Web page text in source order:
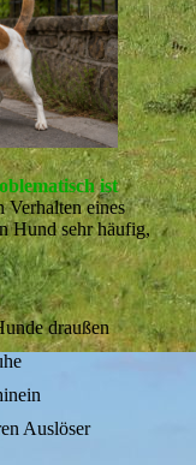
ist
Verhalten eines
Hund sehr häufig,
draußen
Auslöser